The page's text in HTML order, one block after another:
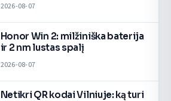
2026-08-07
Honor Win 2: milžiniška baterija
ir 2 nm lustas spalį
2026-08-07
Netikri QR kodai Vilniuje: ką turi